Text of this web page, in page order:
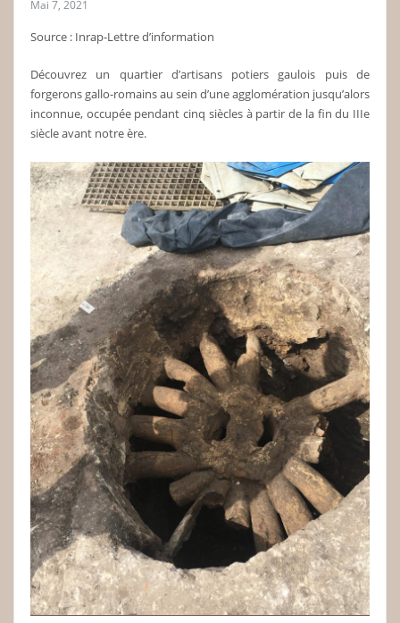
Mai 7, 2021
Source : Inrap-Lettre d’information
Découvrez un quartier d’artisans potiers gaulois puis de
forgerons gallo-romains au sein d’une agglomération jusqu’alors
inconnue, occupée pendant cinq siècles à partir de la fin du IIIe
siècle avant notre ère.